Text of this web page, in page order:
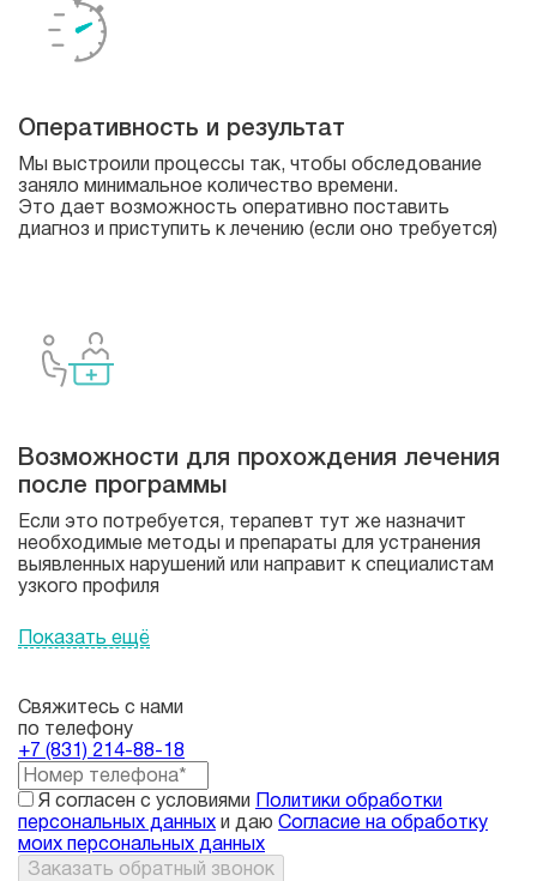
Оперативность и результат
Мы выстроили процессы так, чтобы обследование
заняло минимальное количество времени.
Это дает возможность оперативно поставить
диагноз и приступить к лечению (если оно требуется)
Возможности для прохождения лечения
после программы
Если это потребуется, терапевт тут же назначит
необходимые методы и препараты для устранения
выявленных нарушений или направит к специалистам
узкого профиля
Показать ещё
Свяжитесь с нами
по телефону
+7 (831) 214-88-18
Я согласен с условиями Политики обработки
персональных данных и даю Согласие на обработку
моих персональных данных
Заказать обратный звонок